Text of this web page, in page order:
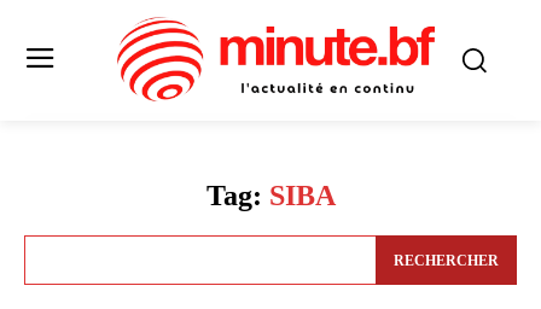
Tag: SIBA
RECHERCHER